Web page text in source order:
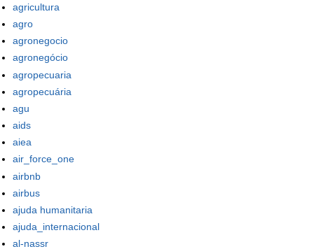
agricultura
agro
agronegocio
agronegócio
agropecuaria
agropecuária
agu
aids
aiea
air_force_one
airbnb
airbus
ajuda humanitaria
ajuda_internacional
al-nassr